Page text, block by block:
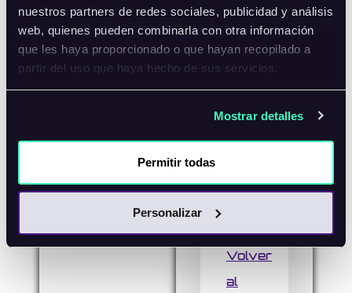
nuestros partners de redes sociales, publicidad y análisis
web, quienes pueden combinarla con otra información
que les haya proporcionado o que hayan recopilado a
partir del uso que haya hecho de sus servicios.
Mostrar detalles
Permitir todas
Personalizar
útiles.
Recursos
útiles
Volver
al